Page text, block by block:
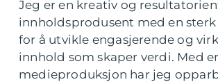
Jeg er en kreativ og
innholdsprodusent med en
for å utvikle engasjerende og
innhold som skaper verdi. Med
medieproduksjon har jeg